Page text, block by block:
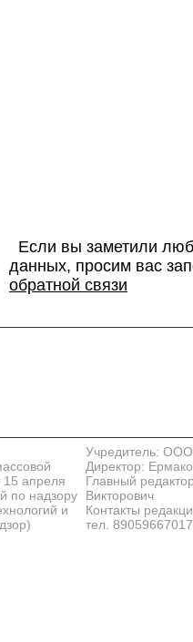
Если вы заметили
данных, просим вас
обратной связи
апреля
по надзору
и
Учредитель:
Директор:
Главный
Викторович
Контакты
тел. 89059667017